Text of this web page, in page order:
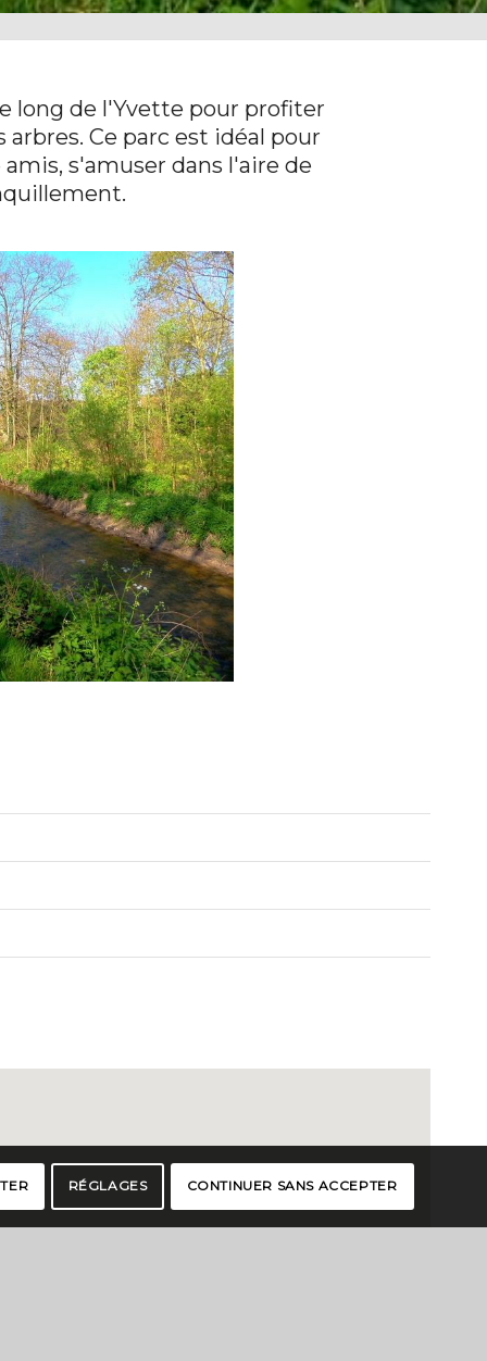
long de l'Yvette pour profiter
Ce parc est idéal pour
s'amuser dans l'aire de
RÉGLAGES CONTINUER SANS ACCEPTER